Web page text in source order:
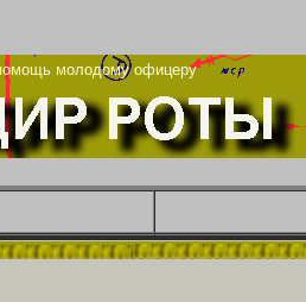
молодому офицеру